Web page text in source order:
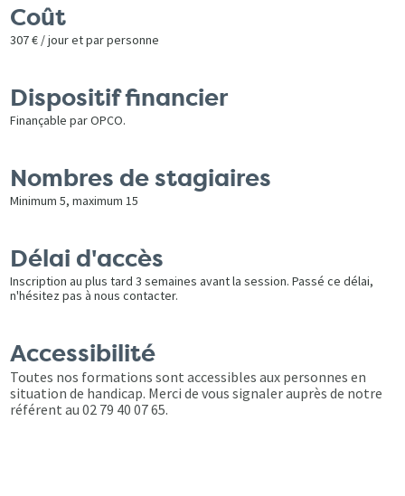
Coût
307 € / jour et par personne
Dispositif financier
Finançable par OPCO.
Nombres de stagiaires
Minimum 5, maximum 15
Délai d'accès
Inscription au plus tard 3 semaines avant la session. Passé ce délai,
n'hésitez pas à nous contacter.
Accessibilité
Toutes nos formations sont accessibles aux personnes en
situation de handicap. Merci de vous signaler auprès de notre
référent au 02 79 40 07 65.